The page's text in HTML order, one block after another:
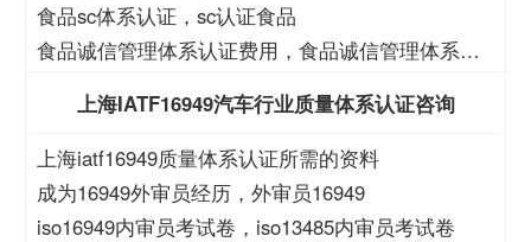
食品sc体系认证，sc认证食品
食品诚信管理体系认证费用，食品诚信管理体系认
上海IATF16949汽车行业质量体系认证咨询
上海iatf16949质量体系认证所需的资料
成为16949外审员经历，外审员16949
iso16949内审员考试卷，iso13485内审员考试卷